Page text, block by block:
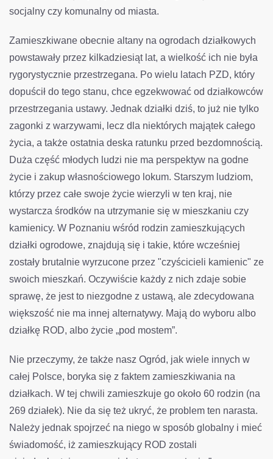
socjalny czy komunalny od miasta.
Zamieszkiwane obecnie altany na ogrodach działkowych
powstawały przez kilkadziesiąt lat, a wielkość ich nie była
rygorystycznie przestrzegana. Po wielu latach PZD, który
dopuścił do tego stanu, chce egzekwować od działkowców
przestrzegania ustawy. Jednak działki dziś, to już nie tylko
zagonki z warzywami, lecz dla niektórych majątek całego
życia, a także ostatnia deska ratunku przed bezdomnością.
Duża część młodych ludzi nie ma perspektyw na godne
życie i zakup własnościowego lokum. Starszym ludziom,
którzy przez całe swoje życie wierzyli w ten kraj, nie
wystarcza środków na utrzymanie się w mieszkaniu czy
kamienicy. W Poznaniu wśród rodzin zamieszkujących
działki ogrodowe, znajdują się i takie, które wcześniej
zostały brutalnie wyrzucone przez "czyścicieli kamienic" ze
swoich mieszkań. Oczywiście każdy z nich zdaje sobie
sprawę, że jest to niezgodne z ustawą, ale zdecydowana
większość nie ma innej alternatywy. Mają do wyboru albo
działkę ROD, albo życie „pod mostem”.
Nie przeczymy, że także nasz Ogród, jak wiele innych w
całej Polsce, boryka się z faktem zamieszkiwania na
działkach. W tej chwili zamieszkuje go około 60 rodzin (na
269 działek). Nie da się też ukryć, że problem ten narasta.
Należy jednak spojrzeć na niego w sposób globalny i mieć
świadomość, iż zamieszkujący ROD zostali